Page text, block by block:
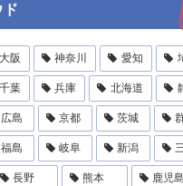
ド
大阪 神奈川 愛知
千葉 兵庫 北海道
広島 京都 茨城
福島 岐阜 新潟
長野 熊本 鹿児島